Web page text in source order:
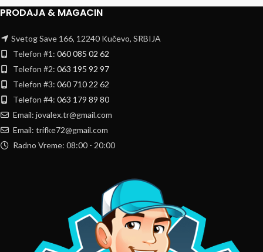
PRODAJA & MAGACIN
Svetog Save 166, 12240 Kučevo, SRBIJA
Telefon #1: 060 085 02 62
Telefon #2: 063 195 92 97
Telefon #3: 060 710 22 62
Telefon #4: 063 179 89 80
Email: jovalex.tr@gmail.com
Email: trifke72@gmail.com
Radno Vreme: 08:00 - 20:00